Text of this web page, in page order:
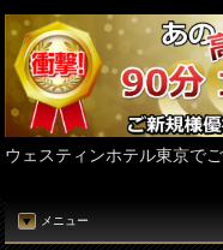
ウェスティンホテル東京で
メニュー